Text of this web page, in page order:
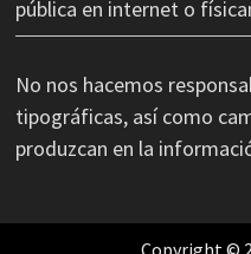
pública en internet o
No nos hacemos
tipográficas, así como
produzcan en la
Copyright ©